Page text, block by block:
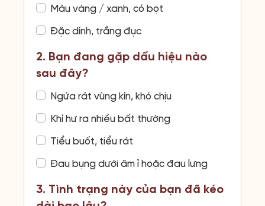
Màu vàng / xanh, có bọt
Đặc dính, trắng đục
2. Bạn đang gặp dấu hiệu nào
sau đây?
Ngứa rát vùng kín, khó chịu
Khí hư ra nhiều bất thường
Tiểu buốt, tiểu rát
Đau bụng dưới âm ỉ hoặc đau lưng
3. Tình trạng này của bạn đã kéo